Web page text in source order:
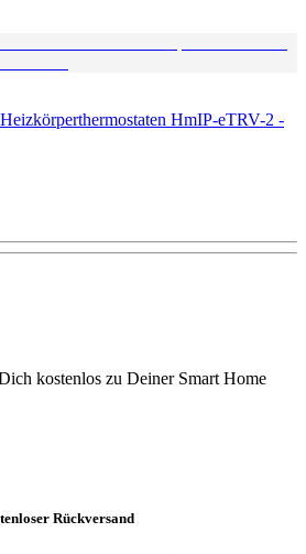
HmIP-eTRV-2 -
kostenlos zu Deiner Smart Home
Rückversand